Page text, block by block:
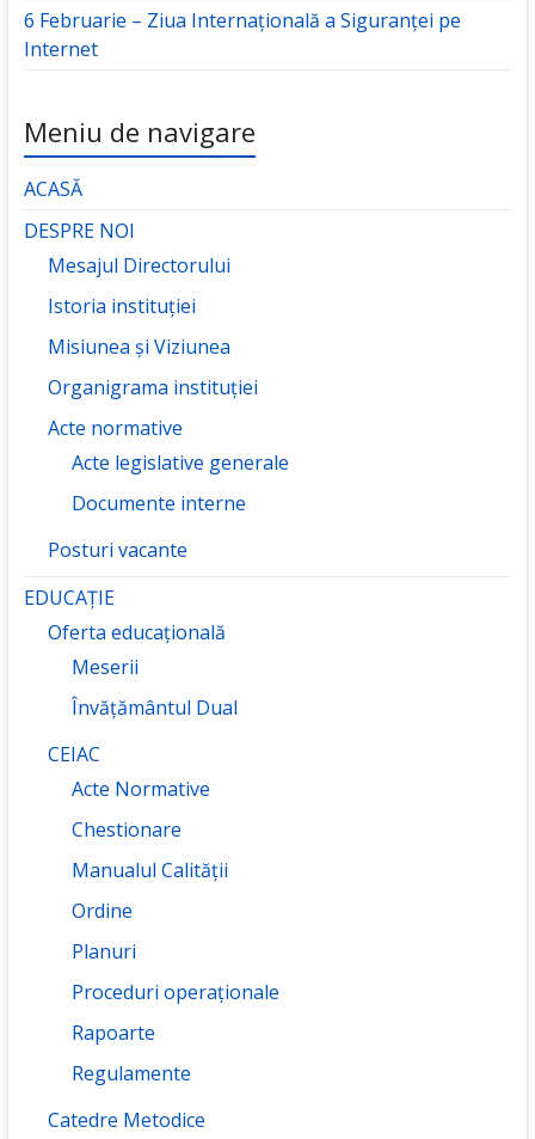
6 Februarie – Ziua Internațională a Siguranței pe
Internet
Meniu de navigare
ACASĂ
DESPRE NOI
Mesajul Directorului
Istoria instituției
Misiunea și Viziunea
Organigrama instituției
Acte normative
Acte legislative generale
Documente interne
Posturi vacante
EDUCAȚIE
Oferta educațională
Meserii
Învățământul Dual
CEIAC
Acte Normative
Chestionare
Manualul Calității
Ordine
Planuri
Proceduri operaționale
Rapoarte
Regulamente
Catedre Metodice